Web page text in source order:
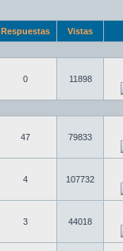
Respuestas Vistas
0 11898
47 79833
4 107732
3 44018